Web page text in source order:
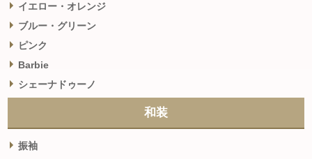
イエロー・オレンジ
ブルー・グリーン
ピンク
Barbie
シェーナドゥーノ
和装
振袖